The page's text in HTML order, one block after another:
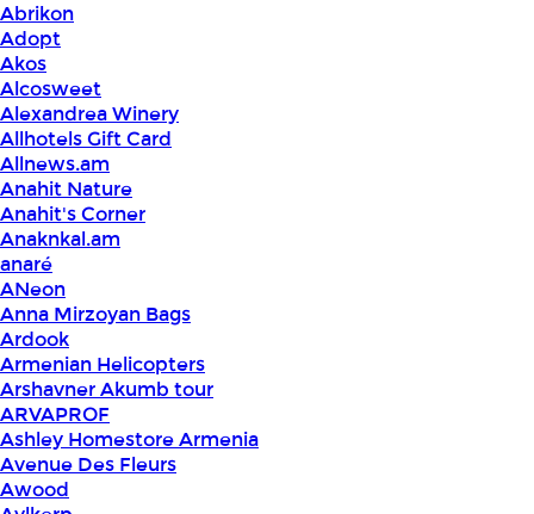
Abrikon
Adopt
Akos
Alcosweet
Alexandrea Winery
Allhotels Gift Card
Allnews.am
Anahit Nature
Anahit's Corner
Anaknkal.am
anaré
ANeon
Anna Mirzoyan Bags
Ardook
Armenian Helicopters
Arshavner Akumb tour
ARVAPROF
Ashley Homestore Armenia
Avenue Des Fleurs
Awood